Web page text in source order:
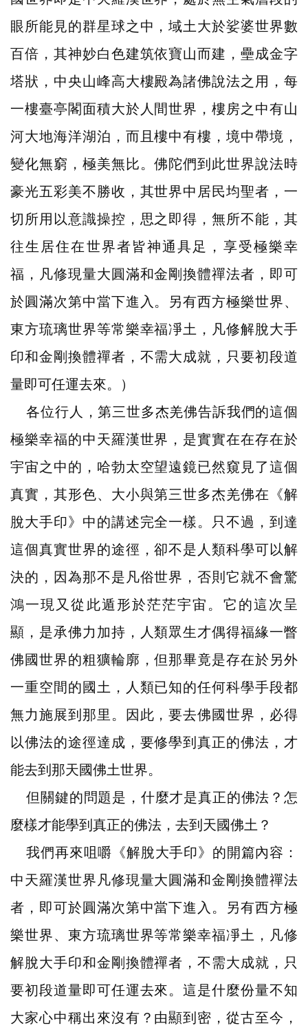
眼所能見的群星球之中，域土大於娑婆世界數
百倍，其神妙白色建筑依寶山而建，壘成金字
塔狀，中央山峰高大樓殿為諸佛說法之用，每
一樓臺亭閣面積大於人間世界，樓房之中有山
河大地海洋湖泊，而且樓中有樓，境中帶境，
變化無窮，極美無比。佛陀們到此世界說法時
豪光五彩美不勝收，其世界中居民均聖者，一
切所用以意識操控，思之即得，無所不能，其
往生居住在世界者皆神通具足，享受極樂幸
福，凡修現量大圓滿和金剛換體禪法者，即可
於圓滿次第中當下進入。另有西方極樂世界、
東方琉璃世界等常樂幸福凈土，凡修解脫大手
印和金剛換體禪者，不需大成就，只要初段道
量即可任運去來。）
各位行人，第三世多杰羌佛告訴我們的這個
極樂幸福的中天羅漢世界，是實實在在存在於
宇宙之中的，哈勃太空望遠鏡已然窺見了這個
真實，其形色、大小與第三世多杰羌佛在《解
脫大手印》中的講述完全一樣。只不過，到達
這個真實世界的途徑，卻不是人類科學可以解
決的，因為那不是凡俗世界，否則它就不會驚
鴻一現又從此遁形於茫茫宇宙。它的這次呈
顯，是承佛力加持，人類眾生才偶得福緣一瞥
佛國世界的粗獷輪廓，但那畢竟是存在於另外
一重空間的國土，人類已知的任何科學手段都
無力施展到那里。因此，要去佛國世界，必得
以佛法的途徑達成，要修學到真正的佛法，才
能去到那天國佛土世界。
但關鍵的問題是，什麼才是真正的佛法？怎
麼樣才能學到真正的佛法，去到天國佛土？
我們再來咀嚼《解脫大手印》的開篇內容：
中天羅漢世界凡修現量大圓滿和金剛換體禪法
者，即可於圓滿次第中當下進入。另有西方極
樂世界、東方琉璃世界等常樂幸福凈土，凡修
解脫大手印和金剛換體禪者，不需大成就，只
要初段道量即可任運去來。這是什麼份量不知
大家心中稱出來沒有？由顯到密，從古至今，